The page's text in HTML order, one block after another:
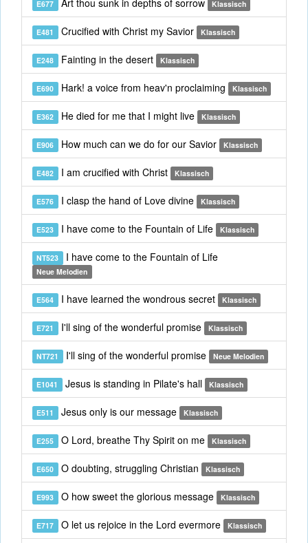
E677 Art thou sunk in depths of sorrow Klassisch
E481 Crucified with Christ my Savior Klassisch
E248 Fainting in the desert Klassisch
E690 Hark! a voice from heav'n proclaiming Klassisch
E362 He died for me that I might live Klassisch
E906 How much can we do for our Savior Klassisch
E482 I am crucified with Christ Klassisch
E576 I clasp the hand of Love divine Klassisch
E523 I have come to the Fountain of Life Klassisch
NT523 I have come to the Fountain of Life
Neue Melodien
E564 I have learned the wondrous secret Klassisch
E721 I'll sing of the wonderful promise Klassisch
NT721 I'll sing of the wonderful promise Neue Melodien
E1041 Jesus is standing in Pilate's hall Klassisch
E511 Jesus only is our message Klassisch
E255 O Lord, breathe Thy Spirit on me Klassisch
E650 O doubting, struggling Christian Klassisch
E993 O how sweet the glorious message Klassisch
E717 O let us rejoice in the Lord evermore Klassisch